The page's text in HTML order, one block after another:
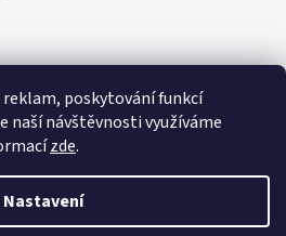
poskytování funkcí
naší návštěvnosti využíváme
zde.
Nastavení